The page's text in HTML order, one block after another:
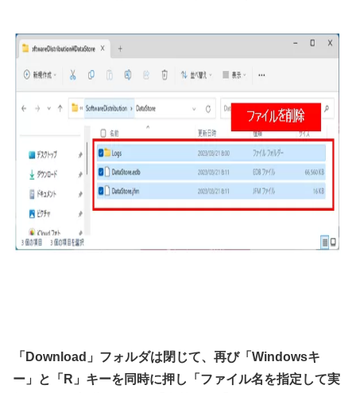
「Download」フォルダは閉じて、再び「Windowsキ
ー」と「R」キーを同時に押し「ファイル名を指定して実